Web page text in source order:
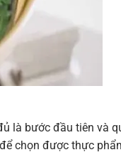
là bước đầu tiên và
chọn được thực